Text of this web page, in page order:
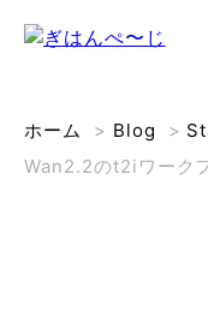
ホーム > Blog >
Wan2.2のt2iワーク